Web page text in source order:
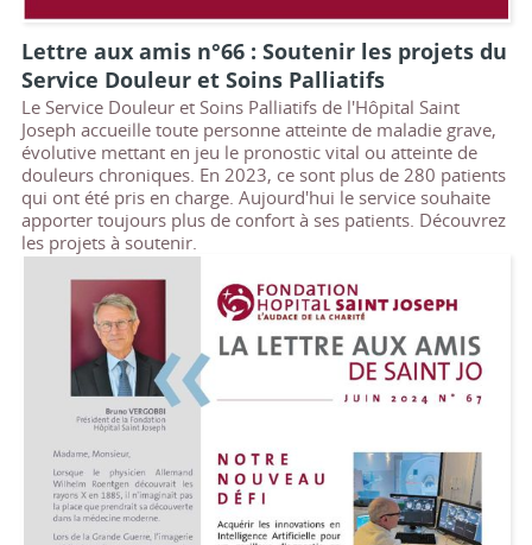
Lettre aux amis n°66 : Soutenir les projets du
Service Douleur et Soins Palliatifs
Le Service Douleur et Soins Palliatifs de l'Hôpital Saint
Joseph accueille toute personne atteinte de maladie grave,
évolutive mettant en jeu le pronostic vital ou atteinte de
douleurs chroniques. En 2023, ce sont plus de 280 patients
qui ont été pris en charge. Aujourd'hui le service souhaite
apporter toujours plus de confort à ses patients. Découvrez
les projets à soutenir.